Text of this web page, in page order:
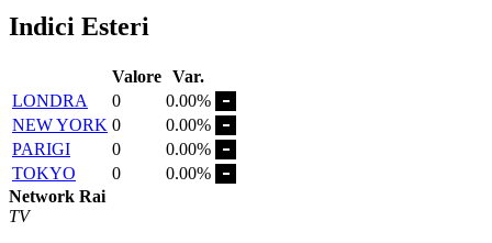
Indici Esteri
Valore Var.
LONDRA
0
0.00%
NEW YORK 0
0.00%
PARIGI
0
0.00%
TOKYO
0
0.00%
Network Rai
TV